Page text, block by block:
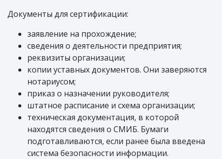
Документы для сертификации:
заявление на прохождение;
сведения о деятельности предприятия;
реквизиты организации;
копии уставных документов. Они заверяются
нотариусом;
приказ о назначении руководителя;
штатное расписание и схема организации;
техническая документация, в которой
находятся сведения о СМИБ. Бумаги
подготавливаются, если ранее была введена
система безопасности информации.